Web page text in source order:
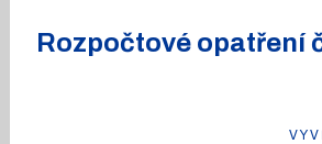
Rozpočtové opatření